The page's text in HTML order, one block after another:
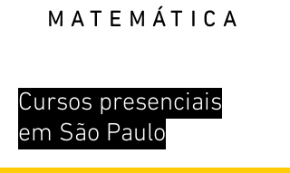
MATEMÁTICA
Cursos presenciais
em São Paulo